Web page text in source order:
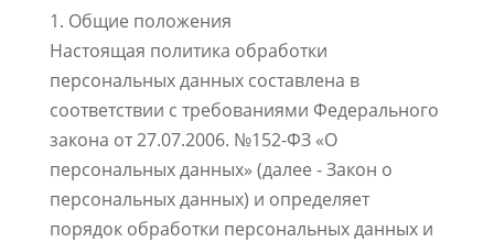
1. Общие положения
Настоящая политика обработки
персональных данных составлена в
соответствии с требованиями Федерального
закона от 27.07.2006. №152-ФЗ «О
персональных данных» (далее - Закон о
персональных данных) и определяет
порядок обработки персональных данных и